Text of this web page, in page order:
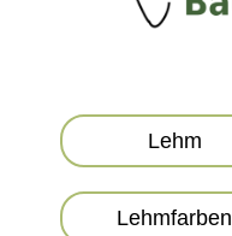
Lehm
Lehmfarben